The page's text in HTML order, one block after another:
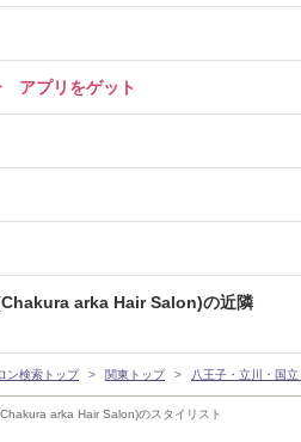
arka Hair Salon)のスタイリスト
アプリをゲット
arka Hair Salon)の近隣
ン検索トップ 関東トップ 八王子・立川・国